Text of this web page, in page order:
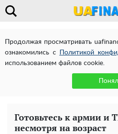
Продолжая просматривать
ознакомились с
Политикой
использованием файлов cookie.
Понял
Готовьтесь к армии и
несмотря на возраст